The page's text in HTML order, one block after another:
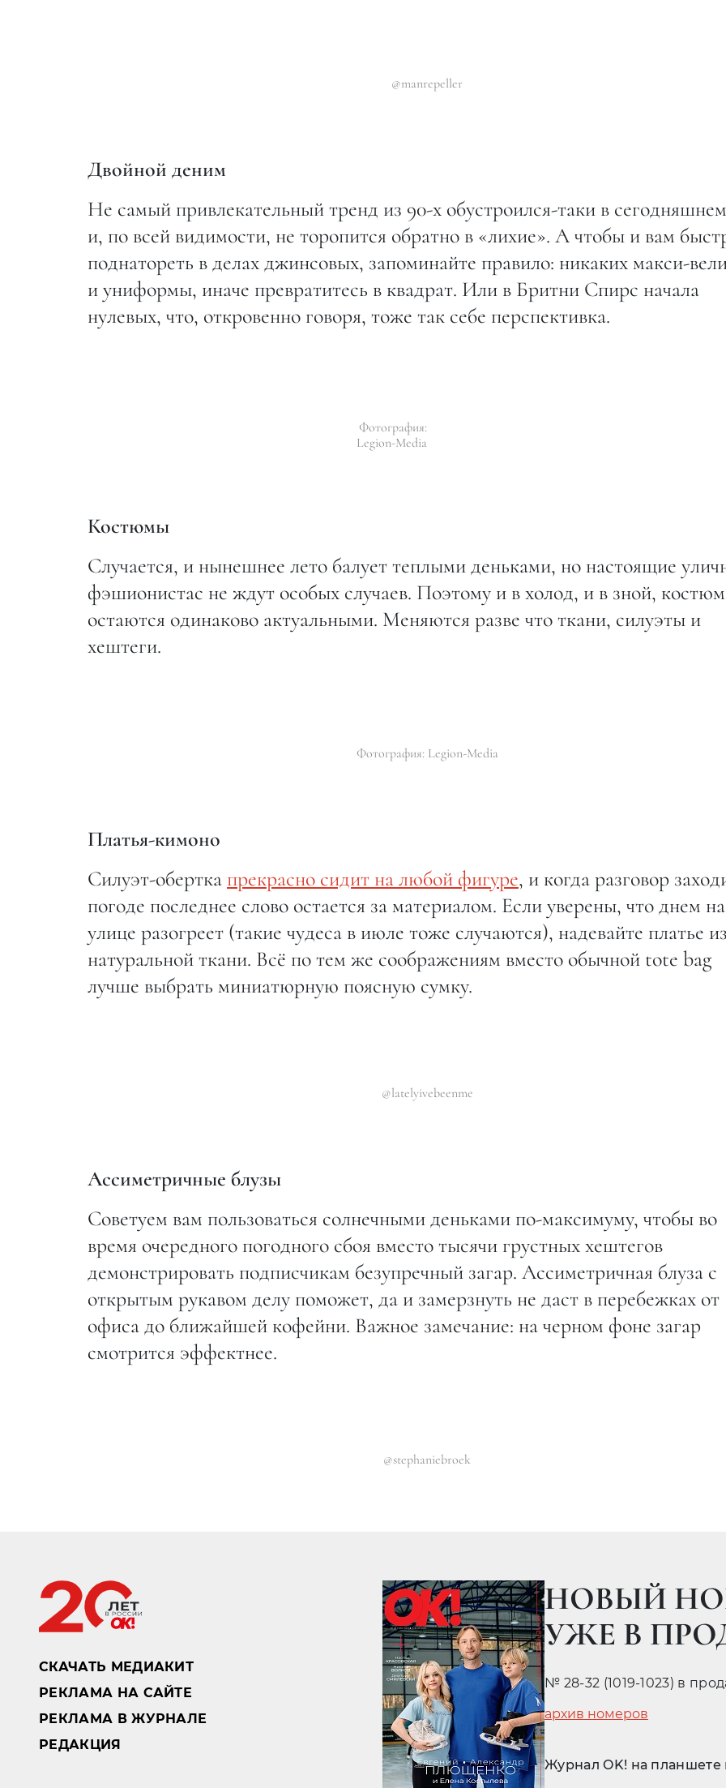
@manrepeller
Двойной деним
Не самый привлекательный тренд из 90-х обустроился-таки в
и, по всей видимости, не торопится обратно в «лихие». А чтобы и вам
поднатореть в делах джинсовых, запоминайте правило: никаких макси-
и униформы, иначе превратитесь в квадрат. Или в Бритни Спирс начала
нулевых, что, откровенно говоря, тоже так себе перспективка.
Фотография:
Legion-Media
Костюмы
Случается, и нынешнее лето балует теплыми деньками, но настоящие
фэшионистас не ждут особых случаев. Поэтому и в холод, и в зной,
остаются одинаково актуальными. Меняются разве что ткани, силуэты и
хештеги.
Фотография: Legion-Media
Платья-кимоно
Силуэт-обертка прекрасно сидит на любой фигуре, и когда разговор
погоде последнее слово остается за материалом. Если уверены, что днем на
улице разогреет (такие чудеса в июле тоже случаются), надевайте платье из
натуральной ткани. Всё по тем же соображениям вместо обычной tote bag
лучше выбрать миниатюрную поясную сумку.
@latelyivebeenme
Ассиметричные блузы
Советуем вам пользоваться солнечными деньками по-максимуму, чтобы во
время очередного погодного сбоя вместо тысячи грустных хештегов
демонстрировать подписчикам безупречный загар. Ассиметричная блуза с
открытым рукавом делу поможет, да и замерзнуть не даст в перебежках от
офиса до ближайшей кофейни. Важное замечание: на черном фоне загар
смотрится эффектнее.
@stephaniebroek
СКАЧАТЬ МЕДИАКИТ
РЕКЛАМА НА САЙТЕ
РЕКЛАМА В ЖУРНАЛЕ
РЕДАКЦИЯ
НОВЫЙ
УЖЕ В
№ 28-32 (1019-1023) в
архив номеров
Журнал OK! на